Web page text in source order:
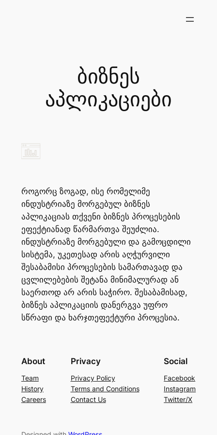
ბიზნეს
აპლიკაციები
როგორც ზოგად, ისე რომელიმე
ინდუსტრიაზე მორგებულ ბიზნეს
აპლიკაციას თქვენი ბიზნეს პროცესების
ეფექტიანად წარმართვა შეუძლია.
ინდუსტრიაზე მორგებული და გამოცდილი
სისტემა, უკეთესად არის აღჭურვილი
შესაბამისი პროცესების სამართავად და
ცვლილებების შეტანა მინიმალურად ან
საერთოდ არ არის საჭირო. შესაბამისად,
ბიზნეს აპლიკაციის დანერგვა უფრო
სწრაფი და ხარჯთეფექტური პროცესია.
About
Team
History
Careers
Privacy
Privacy Policy
Terms and Conditions
Contact Us
Social
Facebook
Instagram
Twitter/X